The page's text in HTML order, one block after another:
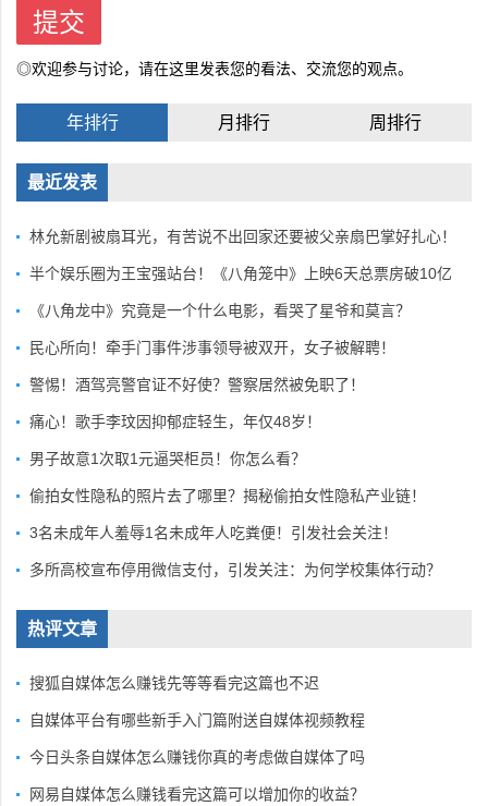
◎欢迎参与讨论，请在这里发表您的看法、交流您的观点。
年排行 月排行 周排行
最近发表
林允新剧被扇耳光，有苦说不出回家还要被父亲扇巴掌好扎心！
半个娱乐圈为王宝强站台！《八角笼中》上映6天总票房破10亿
《八角龙中》究竟是一个什么电影，看哭了星爷和莫言？
民心所向！牵手门事件涉事领导被双开，女子被解聘！
警惕！酒驾亮警官证不好使？警察居然被免职了！
痛心！歌手李玟因抑郁症轻生，年仅48岁！
男子故意1次取1元逼哭柜员！你怎么看？
偷拍女性隐私的照片去了哪里？揭秘偷拍女性隐私产业链！
3名未成年人羞辱1名未成年人吃粪便！引发社会关注！
多所高校宣布停用微信支付，引发关注：为何学校集体行动？
热评文章
搜狐自媒体怎么赚钱先等等看完这篇也不迟
自媒体平台有哪些新手入门篇附送自媒体视频教程
今日头条自媒体怎么赚钱你真的考虑做自媒体了吗
网易自媒体怎么赚钱看完这篇可以增加你的收益？